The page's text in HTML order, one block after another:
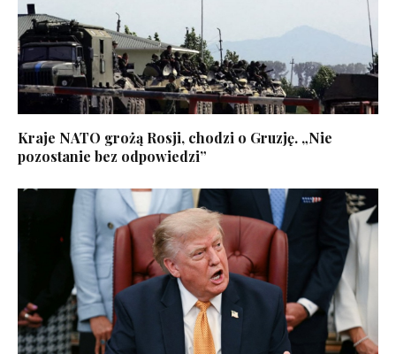
Kraje NATO grożą Rosji, chodzi o Gruzję. „Nie
pozostanie bez odpowiedzi”